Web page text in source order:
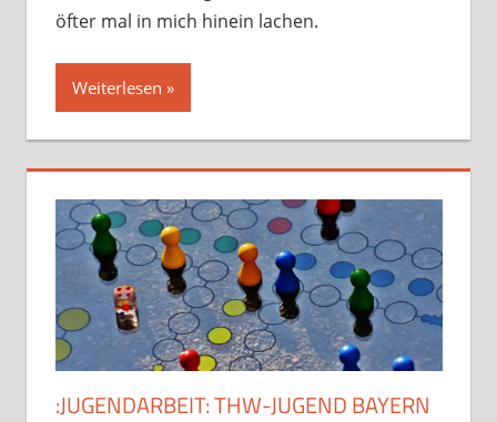
öfter mal in mich hinein lachen.
Weiterlesen
:JUGENDARBEIT: THW-JUGEND BAYERN